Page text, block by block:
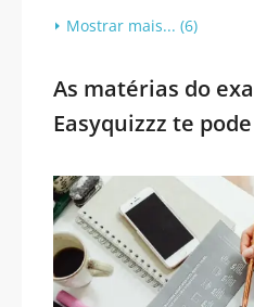
Mostrar mais... (6)
As matérias do
Easyquizzz te